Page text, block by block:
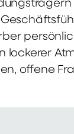
lockerer
offene